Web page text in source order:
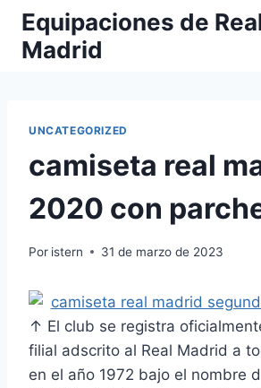
Saltar
contenido
Equipaciones de
Madrid
UNCATEGORIZED
camiseta real
2020 con
Por istern 31 de marzo de 2023
↑ El club se registra
filial adscrito al Real Madrid a
en el año 1972 bajo el nombre